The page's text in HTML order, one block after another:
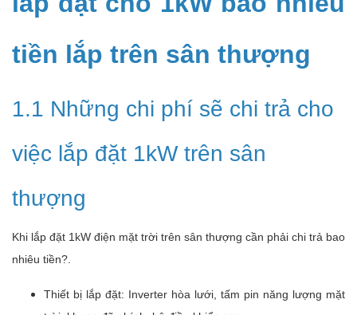
tiền lắp trên sân thượng
1.1 Những chi phí sẽ chi trả cho
việc lắp đặt 1kW trên sân
thượng
Khi lắp đặt 1kW điện mặt trời trên sân thượng cần phải chi trả bao
nhiêu tiền?.
Thiết bị lắp đặt: Inverter hòa lưới, tấm pin năng lượng mặt